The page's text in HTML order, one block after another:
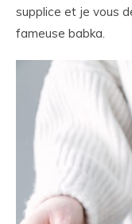
supplice et je vous
fameuse babka.